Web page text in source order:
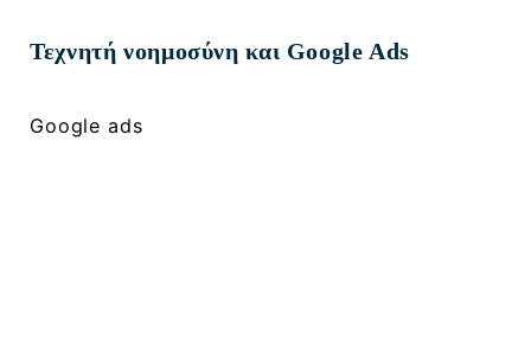
Τεχνητή νοημοσύνη και Google Ads
Google ads